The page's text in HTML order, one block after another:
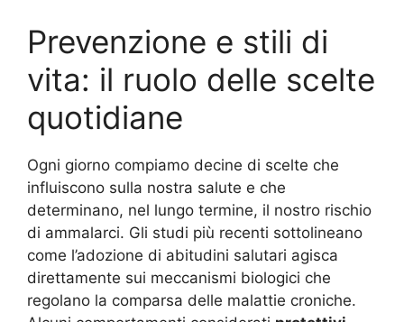
Prevenzione e stili di
vita: il ruolo delle scelte
quotidiane
Ogni giorno compiamo decine di scelte che
influiscono sulla nostra salute e che
determinano, nel lungo termine, il nostro rischio
di ammalarci. Gli studi più recenti sottolineano
come l’adozione di abitudini salutari agisca
direttamente sui meccanismi biologici che
regolano la comparsa delle malattie croniche.